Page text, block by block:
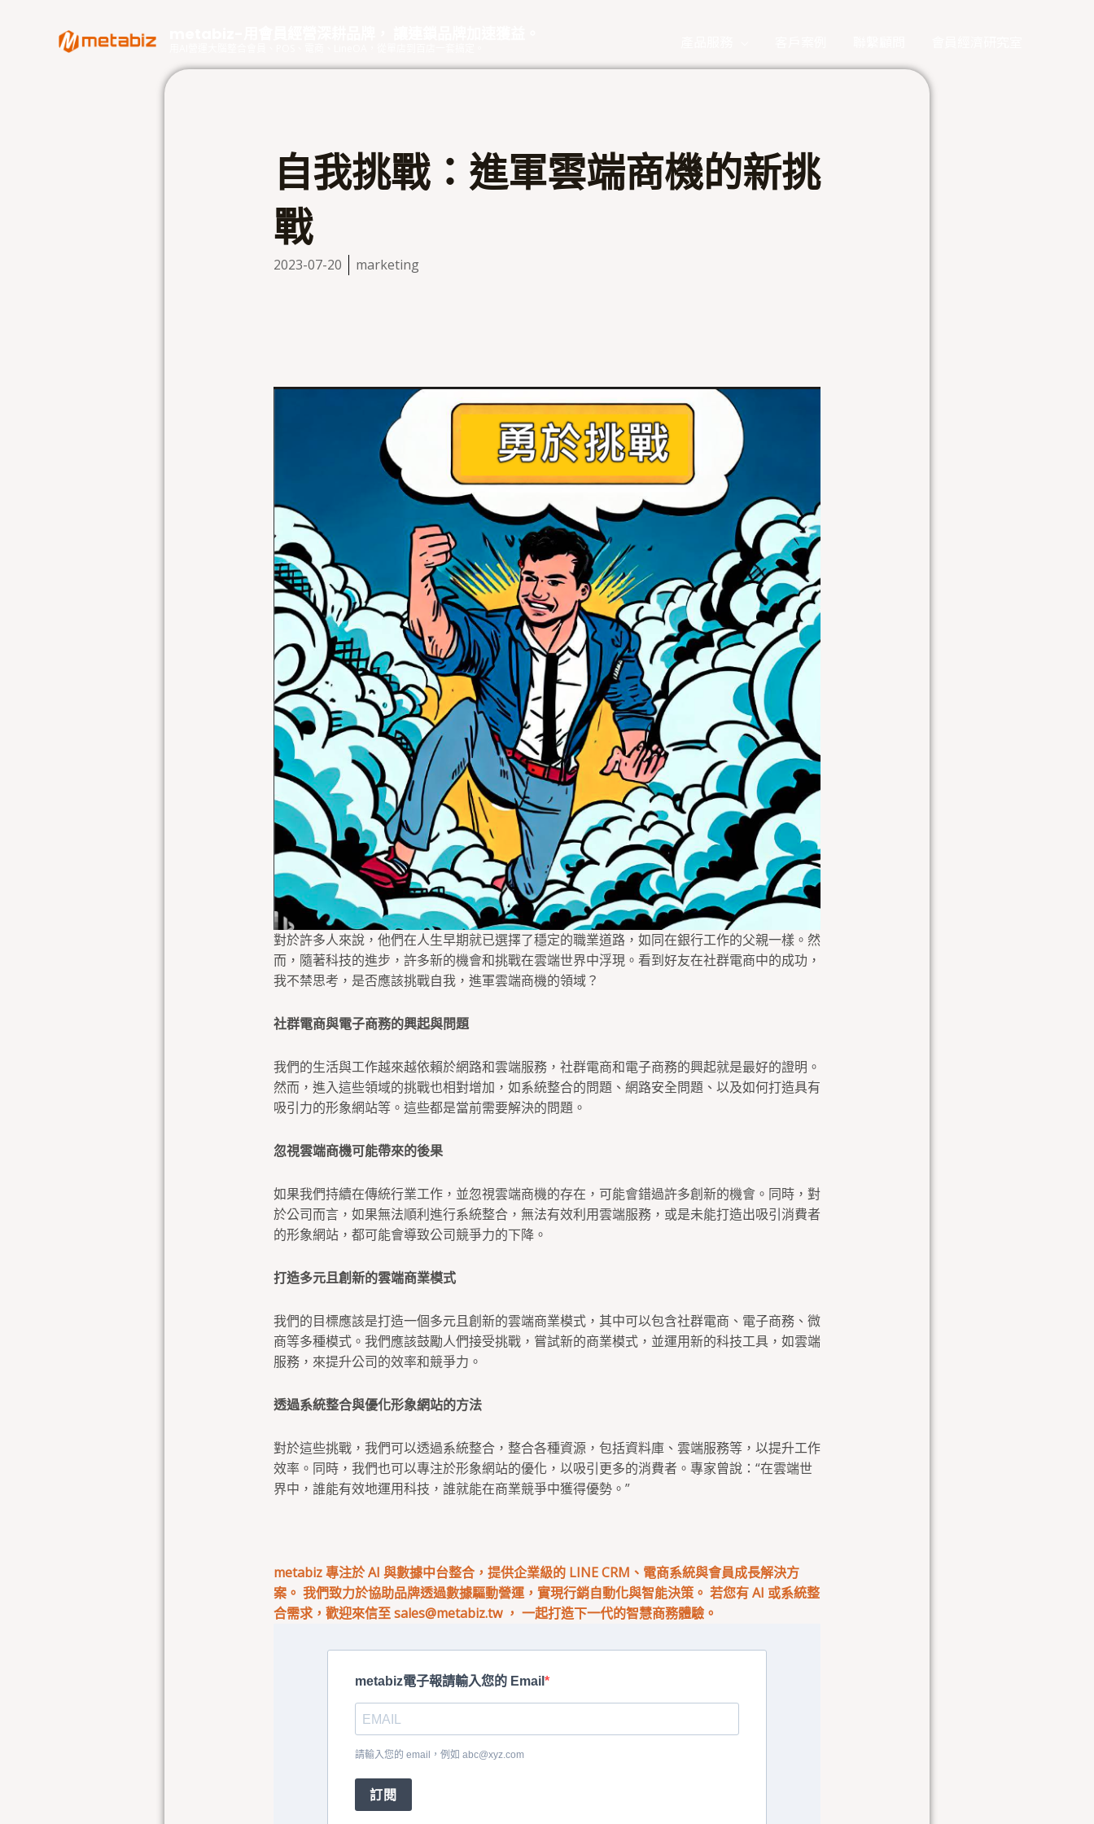
自我挑戰：進軍雲端商機的新挑
戰
2023-07-20 marketing
對於許多人來說，他們在人生早期就已選擇了穩定的職業道路，如同在銀行工作的父親一樣。然
而，隨著科技的進步，許多新的機會和挑戰在雲端世界中浮現。看到好友在社群電商中的成功，
我不禁思考，是否應該挑戰自我，進軍雲端商機的領域？
社群電商與電子商務的興起與問題
我們的生活與工作越來越依賴於網路和雲端服務，社群電商和電子商務的興起就是最好的證明。
然而，進入這些領域的挑戰也相對增加，如系統整合的問題、網路安全問題、以及如何打造具有
吸引力的形象網站等。這些都是當前需要解決的問題。
忽視雲端商機可能帶來的後果
如果我們持續在傳統行業工作，並忽視雲端商機的存在，可能會錯過許多創新的機會。同時，對
於公司而言，如果無法順利進行系統整合，無法有效利用雲端服務，或是未能打造出吸引消費者
的形象網站，都可能會導致公司競爭力的下降。
打造多元且創新的雲端商業模式
我們的目標應該是打造一個多元且創新的雲端商業模式，其中可以包含社群電商、電子商務、微
商等多種模式。我們應該鼓勵人們接受挑戰，嘗試新的商業模式，並運用新的科技工具，如雲端
服務，來提升公司的效率和競爭力。
透過系統整合與優化形象網站的方法
對於這些挑戰，我們可以透過系統整合，整合各種資源，包括資料庫、雲端服務等，以提升工作
效率。同時，我們也可以專注於形象網站的優化，以吸引更多的消費者。專家曾說：“在雲端世
界中，誰能有效地運用科技，誰就能在商業競爭中獲得優勢。”
metabiz 專注於 AI 與數據中台整合，提供企業級的 LINE CRM、電商系統與會員成長解決方
案。 我們致力於協助品牌透過數據驅動營運，實現行銷自動化與智能決策。 若您有 AI 或系統整
合需求，歡迎來信至sales@metabiz.tw， 一起打造下一代的智慧商務體驗。
metabiz電子報請輸入您的 Email
請輸入您的 email，例如 abc@xyz.com
訂閱